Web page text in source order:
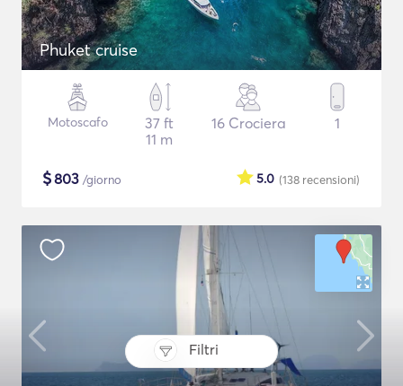
Filtri
Phuket cruise
Motoscafo
37 ft
11 m
16 Crociera 1
$803 /giorno (138 recensioni)
5.0